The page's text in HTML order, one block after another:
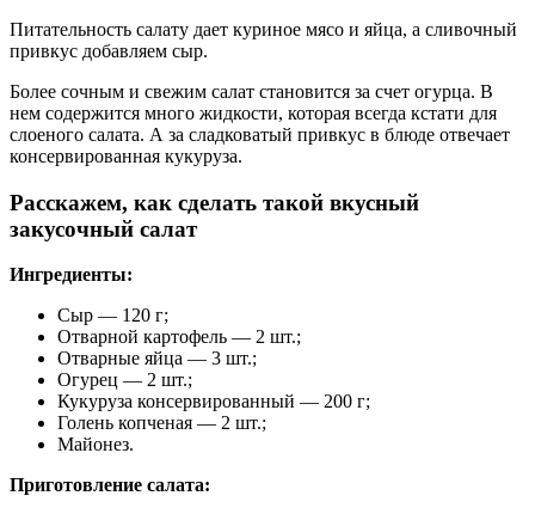
Питательность салату дает куриное мясо и яйца, а сливочный
привкус добавляем сыр.
Более сочным и свежим салат становится за счет огурца. В
нем содержится много жидкости, которая всегда кстати для
слоеного салата. А за сладковатый привкус в блюде отвечает
консервированная кукуруза.
Расскажем, как сделать такой вкусный
закусочный салат
Ингредиенты:
Сыр — 120 г;
Отварной картофель — 2 шт.;
Отварные яйца — 3 шт.;
Огурец — 2 шт.;
Кукуруза консервированный — 200 г;
Голень копченая — 2 шт.;
Майонез.
Приготовление салата: